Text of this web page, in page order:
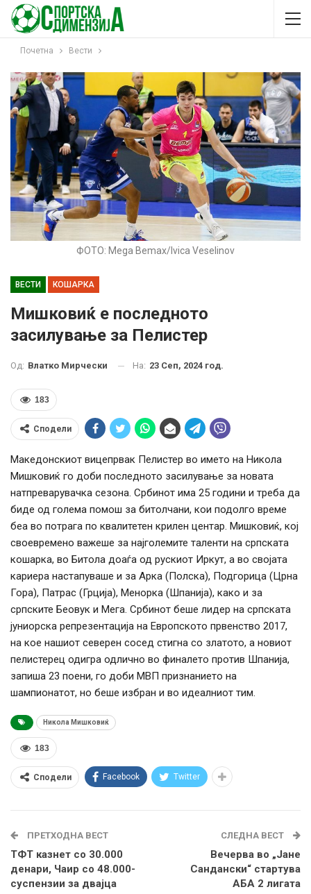
Почетна Вести
ФОТО: Mega Bemax/Ivica Veselinov
ВЕСТИ КОШАРКА
Мишковиќ е последното
засилување за Пелистер
Од: Влатко Мирчески На: 23 Сеп, 2024 год.
183
Сподели
Македонскиот вицепрвак Пелистер во името на Никола
Мишковиќ го доби последното засилување за новата
натпреварувачка сезона. Србинот има 25 години и треба да
биде од голема помош за битолчани, кои подолго време
беа во потрага по квалитетен крилен центар. Мишковиќ, кој
своевремено важеше за најголемите таленти на српската
кошарка, во Битола доаѓа од рускиот Иркут, а во својата
кариера настапуваше и за Арка (Полска), Подгорица (Црна
Гора), Патрас (Грција), Менорка (Шпанија), како и за
српските Беовук и Мега. Србинот беше лидер на српската
јуниорска репрезентација на Европското првенство 2017,
на кое нашиот северен сосед стигна со златото, а новиот
пелистерец одигра одлично во финалето против Шпанија,
запиша 23 поени, го доби МВП признанието на
шампионатот, но беше избран и во идеалниот тим.
Никола Мишковиќ
183
Сподели Facebook Twitter
ПРЕТХОДНА ВЕСТ
ТФТ казнет со 30.000
денари, Чаир со 48.000-
суспензии за двајца
СЛЕДНА ВЕСТ
Вечерва во „Јане
Сандански“ стартува
АБА 2 лигата